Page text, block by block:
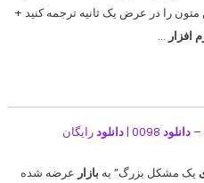
را در عرض یک ثانیه ترجمه کنید +
افزار …
دانلود0098 | دانلودرایگان
یک مشکل بزرگ” به بازار عرضه شده